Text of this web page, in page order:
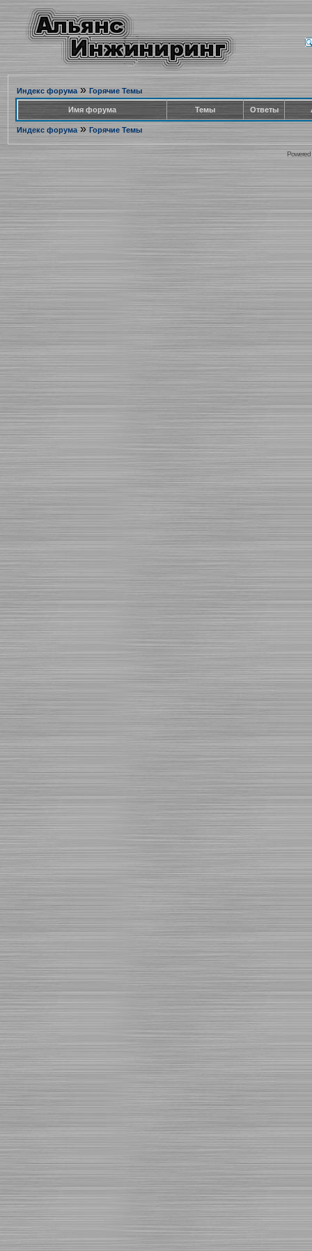
Индекс форума» Горячие Темы
Имя форума Темы Ответы
Индекс форума» Горячие Темы